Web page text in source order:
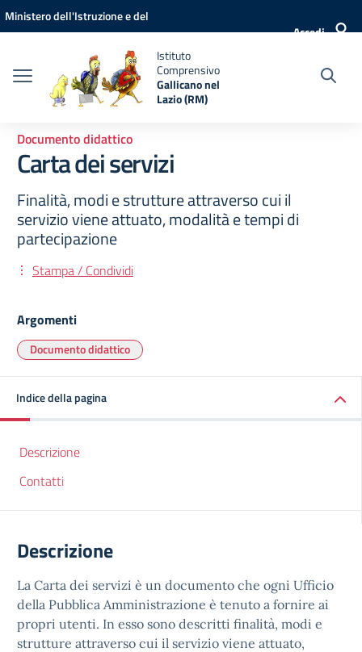
Vai ai contenuti
Vai al menu di navigazione
Vai al footer
Ministero dell'Istruzione e del
Accedi
Istituto
Comprensivo
Gallicano nel
Lazio (RM)
Documento didattico
Carta dei servizi
Finalità, modi e strutture attraverso cui il
servizio viene attuato, modalità e tempi di
partecipazione
Stampa / Condividi
Argomenti
Documento didattico
Indice della pagina
Descrizione
Contatti
Descrizione
La Carta dei servizi è un documento che ogni Ufficio
della Pubblica Amministrazione è tenuto a fornire ai
propri utenti. In esso sono descritti finalità, modi e
strutture attraverso cui il servizio viene attuato,